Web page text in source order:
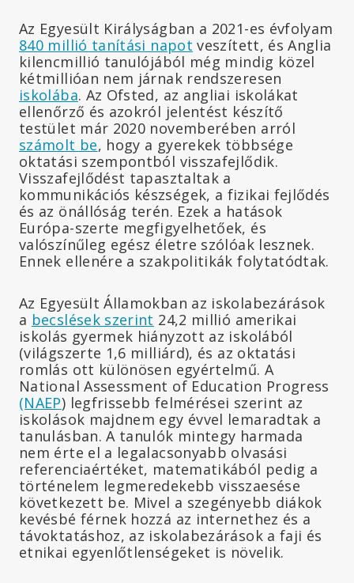
Az Egyesült Királyságban a 2021-es évfolyam
840 millió tanítási napot veszített, és Anglia
kilencmillió tanulójából még mindig közel
kétmillióan nem járnak rendszeresen
iskolába. Az Ofsted, az angliai iskolákat
ellenőrző és azokról jelentést készítő
testület már 2020 novemberében arról
számolt be, hogy a gyerekek többsége
oktatási szempontból visszafejlődik.
Visszafejlődést tapasztaltak a
kommunikációs készségek, a fizikai fejlődés
és az önállóság terén. Ezek a hatások
Európa-szerte megfigyelhetőek, és
valószínűleg egész életre szólóak lesznek.
Ennek ellenére a szakpolitikák folytatódtak.
Az Egyesült Államokban az iskolabezárások
a becslések szerint 24,2 millió amerikai
iskolás gyermek hiányzott az iskolából
(világszerte 1,6 milliárd), és az oktatási
romlás ott különösen egyértelmű. A
National Assessment of Education Progress
(NAEP) legfrissebb felmérései szerint az
iskolások majdnem egy évvel lemaradtak a
tanulásban. A tanulók mintegy harmada
nem érte el a legalacsonyabb olvasási
referenciaértéket, matematikából pedig a
történelem legmeredekebb visszaesése
következett be. Mivel a szegényebb diákok
kevésbé férnek hozzá az internethez és a
távoktatáshoz, az iskolabezárások a faji és
etnikai egyenlőtlenségeket is növelik.